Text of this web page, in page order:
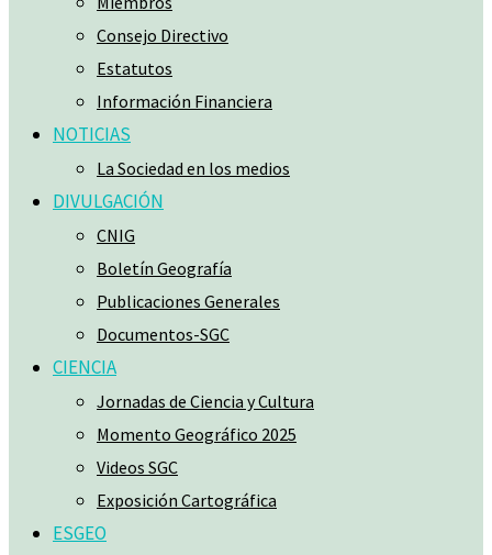
Consejo Directivo
Estatutos
Información Financiera
NOTICIAS
La Sociedad en los medios
DIVULGACIÓN
CNIG
Boletín Geografía
Publicaciones Generales
Documentos-SGC
CIENCIA
Jornadas de Ciencia y Cultura
Momento Geográfico 2025
Videos SGC
Exposición Cartográfica
ESGEO